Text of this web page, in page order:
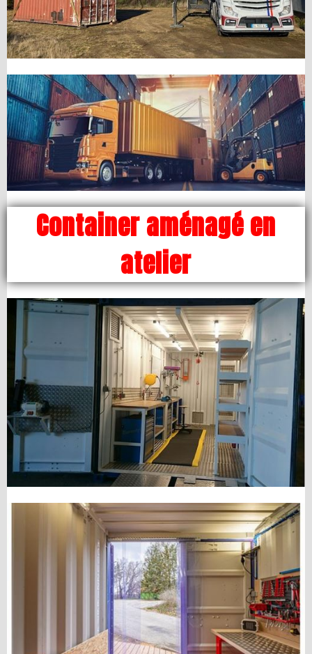
Container aménagé en
atelier